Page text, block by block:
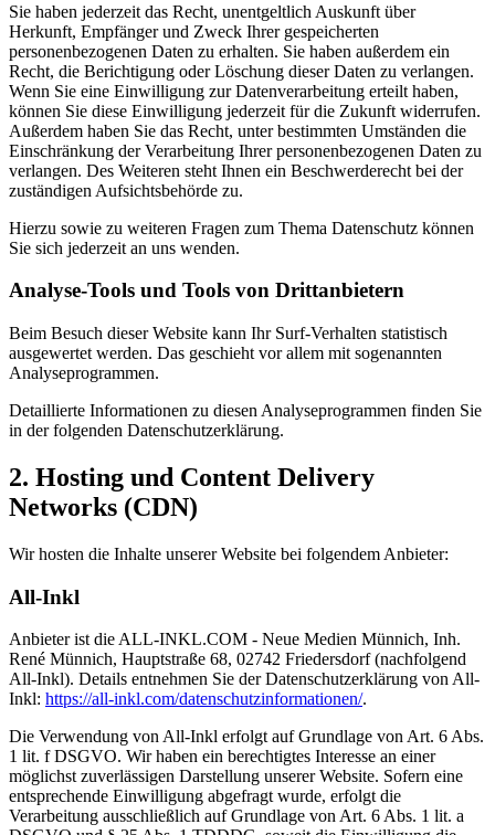
Sie haben jederzeit das Recht, unentgeltlich Auskunft über
Herkunft, Empfänger und Zweck Ihrer gespeicherten
personenbezogenen Daten zu erhalten. Sie haben außerdem ein
Recht, die Berichtigung oder Löschung dieser Daten zu verlangen.
Wenn Sie eine Einwilligung zur Datenverarbeitung erteilt haben,
können Sie diese Einwilligung jederzeit für die Zukunft widerrufen.
Außerdem haben Sie das Recht, unter bestimmten Umständen die
Einschränkung der Verarbeitung Ihrer personenbezogenen Daten zu
verlangen. Des Weiteren steht Ihnen ein Beschwerderecht bei der
zuständigen Aufsichtsbehörde zu.
Hierzu sowie zu weiteren Fragen zum Thema Datenschutz können
Sie sich jederzeit an uns wenden.
Analyse-Tools und Tools von Dritt­anbietern
Beim Besuch dieser Website kann Ihr Surf-Verhalten statistisch
ausgewertet werden. Das geschieht vor allem mit sogenannten
Analyseprogrammen.
Detaillierte Informationen zu diesen Analyseprogrammen finden Sie
in der folgenden Datenschutzerklärung.
2. Hosting und Content Delivery
Networks (CDN)
Wir hosten die Inhalte unserer Website bei folgendem Anbieter:
All-Inkl
Anbieter ist die ALL-INKL.COM - Neue Medien Münnich, Inh.
René Münnich, Hauptstraße 68, 02742 Friedersdorf (nachfolgend
All-Inkl). Details entnehmen Sie der Datenschutzerklärung von All-
Inkl: https://all-inkl.com/datenschutzinformationen/.
Die Verwendung von All-Inkl erfolgt auf Grundlage von Art. 6 Abs.
1 lit. f DSGVO. Wir haben ein berechtigtes Interesse an einer
möglichst zuverlässigen Darstellung unserer Website. Sofern eine
entsprechende Einwilligung abgefragt wurde, erfolgt die
Verarbeitung ausschließlich auf Grundlage von Art. 6 Abs. 1 lit. a